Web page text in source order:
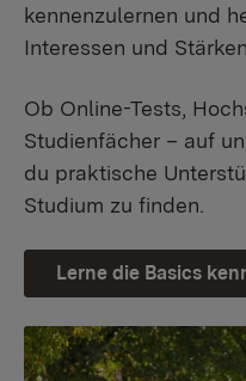
kennenzulernen und
Interessen und
Ob Online-Tests,
Studienfächer – auf
du praktische
Studium zu finden.
Lerne die Basics